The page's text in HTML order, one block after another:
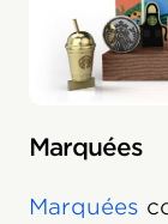
Marquées
Marquées